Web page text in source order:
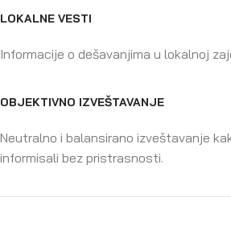
LOKALNE VESTI
Informacije o dešavanjima u lokalnoj
OBJEKTIVNO IZVEŠTAVANJE
Neutralno i balansirano izveštavanje
informisali bez pristrasnosti.